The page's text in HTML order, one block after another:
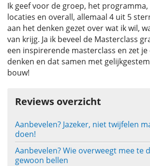
Ik geef voor de groep, het
locaties en overall, allemaal 4 uit 5
aan het denken gezet over wat ik wil,
van krijg. Ja ik beveel de Masterclass
een inspirerende masterclass en zet
denken en dat samen met
bouw!
Reviews overzicht
Aanbevelen? Jazeker, niet twijfelen
doen!
Aanbevelen? Wie overweegt mee te
gewoon bellen